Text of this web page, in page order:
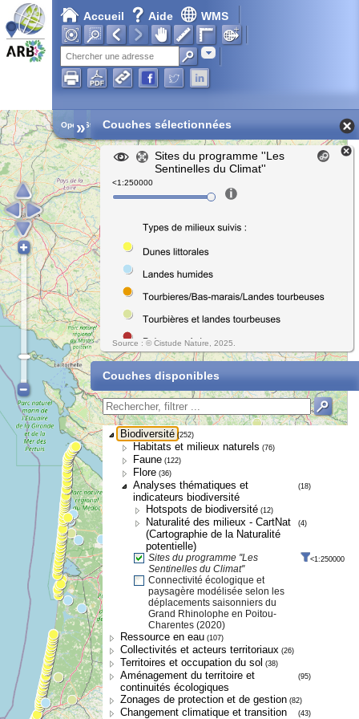
Accueil Aide WMS
Adresse
Open Street Map
» Couches sélectionnées
Sites du programme ''Les
Sentinelles du Climat''
<1:250000
Source : © Cistude Nature, 2025.
Couches disponibles
Biodiversité (252)
Habitats et milieux naturels (76)
Faune (122)
Flore (36)
Analyses thématiques et
indicateurs biodiversité
(18)
Hotspots de biodiversité (12)
Naturalité des milieux - CartNat
(Cartographie de la Naturalité
potentielle)
(4)
Sites du programme ''Les
Sentinelles du Climat''
<1:250000
Connectivité écologique et
paysagère modélisée selon les
déplacements saisonniers du
Grand Rhinolophe en Poitou-
Charentes (2020)
Ressource en eau (107)
Collectivités et acteurs territoriaux (26)
Territoires et occupation du sol (38)
Aménagement du territoire et
continuités écologiques
(95)
Zonages de protection et de gestion (82)
Changement climatique et transition
(43)